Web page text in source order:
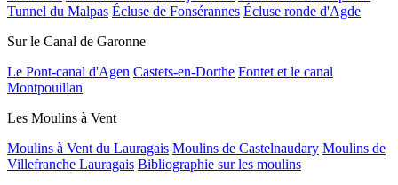
Tunnel du Malpas Écluse de Fonsérannes Écluse ronde d'Agde
Sur le Canal de Garonne
Le Pont-canal d'Agen Castets-en-Dorthe Fontet et le canal
Montpouillan
Les Moulins à Vent
Moulins à Vent du Lauragais Moulins de Castelnaudary Moulins de
Villefranche Lauragais Bibliographie sur les moulins